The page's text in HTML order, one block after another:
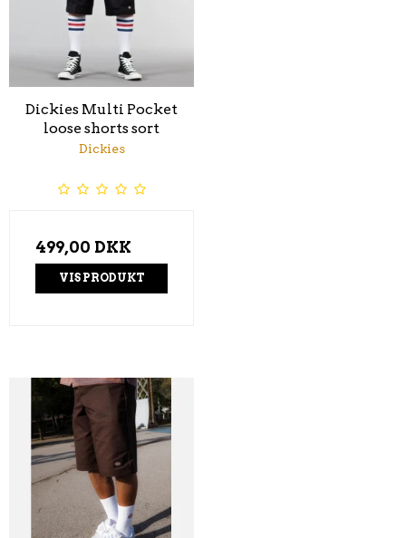
Dickies Multi Pocket
loose shorts sort
Dickies
499,00 DKK
VIS PRODUKT